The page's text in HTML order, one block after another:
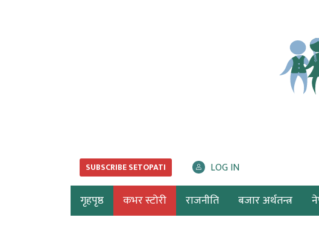
SUBSCRIBE SETOPATI LOG IN
गृहपृष्ठ कभर स्टोरी राजनीति बजार अर्थतन्त्र